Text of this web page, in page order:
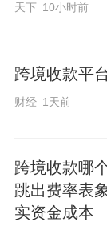
发言，分
提升、维
行汇报。
到的问题
行业工会
天下 10小时前
跨境收款平
财经 1天前
跨境收款哪
跳出费率表
实资金成本